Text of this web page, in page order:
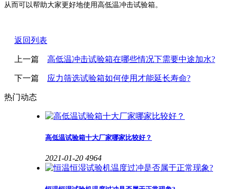
从而可以帮助大家更好地使用高低温冲击试验箱。
返回列表
上一篇 高低温冲击试验箱在哪些情况下需要中途加水?
下一篇 应力筛选试验箱如何使用才能延长寿命?
热门动态
高低温试验箱十大厂家哪家比较好？
2021-01-20 4964